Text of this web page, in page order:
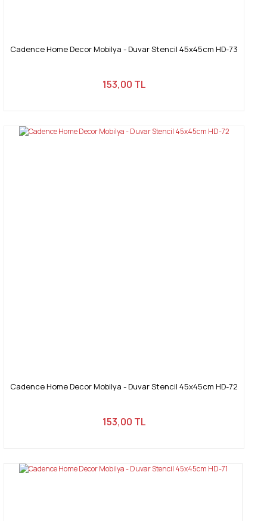
Cadence Home Decor Mobilya - Duvar Stencil 45x45cm HD-73
153,00 TL
Cadence Home Decor Mobilya - Duvar Stencil 45x45cm HD-72
153,00 TL